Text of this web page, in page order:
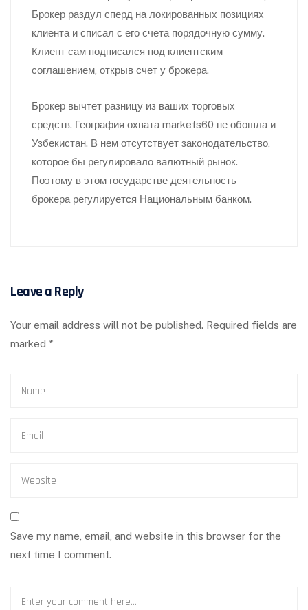
Брокер раздул сперд на локированных позициях
клиента и списал с его счета порядочную сумму.
Клиент сам подписался под клиентским
соглашением, открыв счет у брокера.
Брокер вычтет разницу из ваших торговых
средств. География охвата markets60 не обошла и
Узбекистан. В нем отсутствует законодательство,
которое бы регулировало валютный рынок.
Поэтому в этом государстве деятельность
брокера регулируется Национальным банком.
Leave a Reply
Your email address will not be published. Required fields are
marked *
Save my name, email, and website in this browser for the
next time I comment.